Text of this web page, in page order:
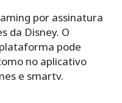
por assinatura
da Disney. O
pode
no aplicativo
e smartv.